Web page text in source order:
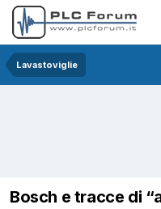
Lavastoviglie
Bosch e tracce di